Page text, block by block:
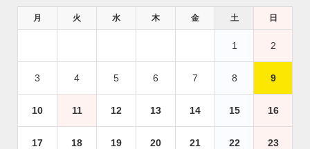
月 火 水 木 金 土 日
1 2
3 4 5 6 7 8 9
10 11 12 13 14 15 16
17 18 19 20 21 22 23